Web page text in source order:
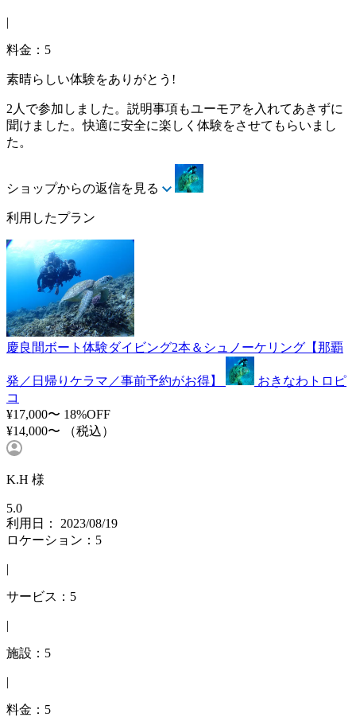
|
料金：5
素晴らしい体験をありがとう!
2人で参加しました。説明事項もユーモアを入れてあきずに
聞けました。快適に安全に楽しく体験をさせてもらいまし
た。
ショップからの返信を見る
利用したプラン
慶良間ボート体験ダイビング2本＆シュノーケリング【那覇
発／日帰りケラマ／事前予約がお得】
おきなわトロピ
コ
¥17,000〜 18%OFF
¥14,000〜
（税込）
K.H 様
5.0
利用日： 2023/08/19
ロケーション：5
|
サービス：5
|
施設：5
|
料金：5